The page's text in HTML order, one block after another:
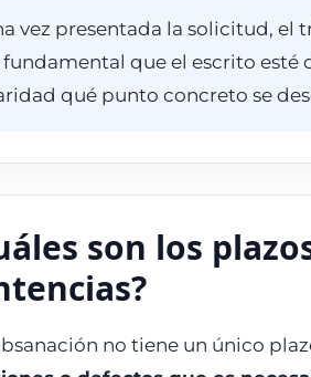
vez presentada la solicitud, el
fundamental que el escrito
qué punto concreto se
son los
no tiene un único